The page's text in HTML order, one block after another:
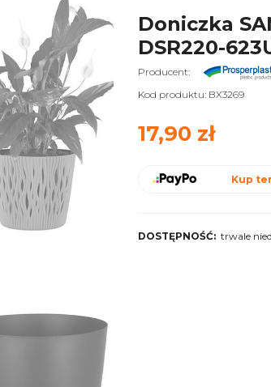
Doniczka
DSR220-
Producent:
Kod produktu: BX3269
17,90 zł
Kup
DOSTĘPNOŚĆ: trwale